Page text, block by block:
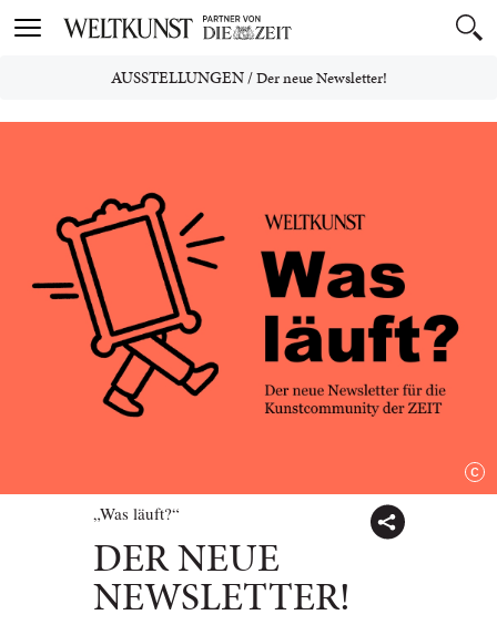
Toggle
AUSSTELLUNGEN/Der neue Newsletter!
„Was läuft?“
DER NEUE
NEWSLETTER!